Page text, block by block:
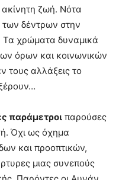
ζωή. Νότα
των δέντρων στην
χρώματα δυναμικά
όρων και κοινωνικών
τους αλλάξεις το
παράμετροι παρούσες
Όχι ως όχημα
και προοπτικών,
μιας συνεπούς